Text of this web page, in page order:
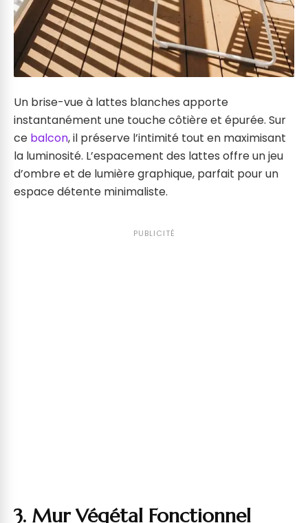
Un brise-vue à lattes blanches apporte
instantanément une touche côtière et épurée. Sur
ce balcon, il préserve l’intimité tout en maximisant
la luminosité. L’espacement des lattes offre un jeu
d’ombre et de lumière graphique, parfait pour un
espace détente minimaliste.
PUBLICITÉ
3. Mur Végétal Fonctionnel